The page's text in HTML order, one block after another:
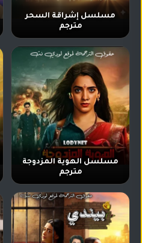
مسلسل إشراقة السحر
مترجم
مسلسل الهوية المزدوجة
مترجم